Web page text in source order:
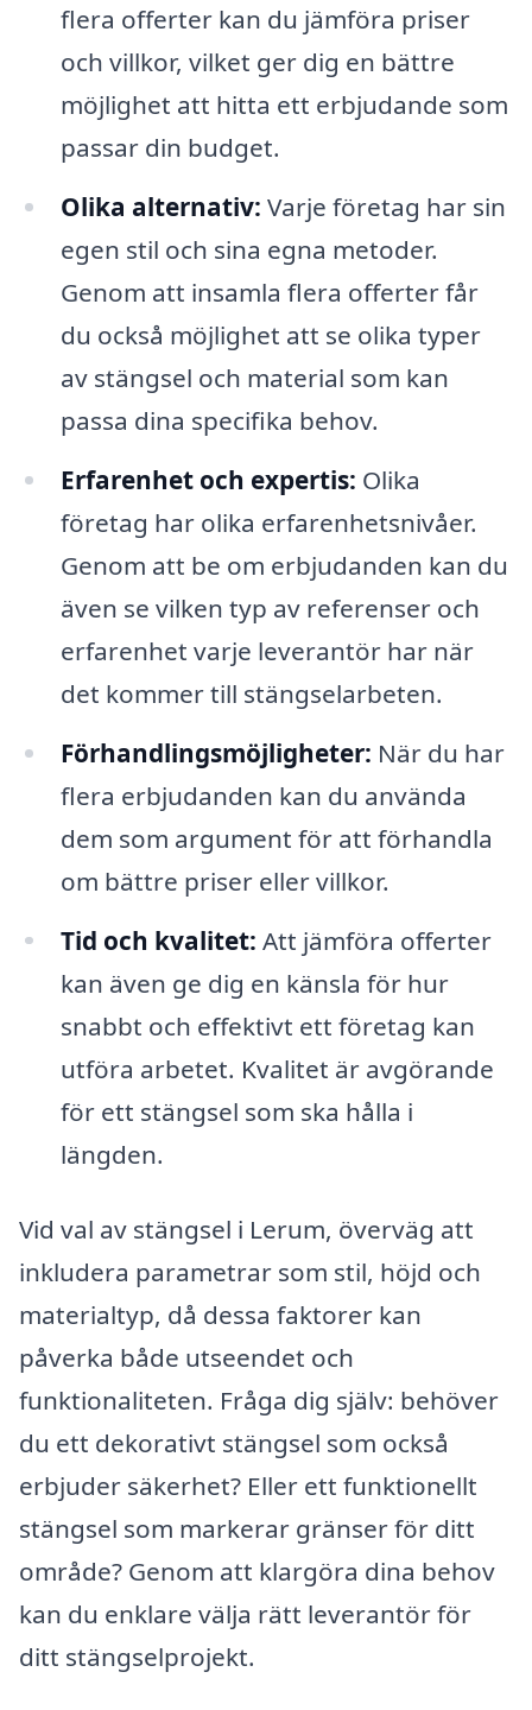
flera offerter kan du jämföra priser
och villkor, vilket ger dig en bättre
möjlighet att hitta ett erbjudande som
passar din budget.
Olika alternativ: Varje företag har sin
egen stil och sina egna metoder.
Genom att insamla flera offerter får
du också möjlighet att se olika typer
av stängsel och material som kan
passa dina specifika behov.
Erfarenhet och expertis: Olika
företag har olika erfarenhetsnivåer.
Genom att be om erbjudanden kan du
även se vilken typ av referenser och
erfarenhet varje leverantör har när
det kommer till stängselarbeten.
Förhandlingsmöjligheter: När du har
flera erbjudanden kan du använda
dem som argument för att förhandla
om bättre priser eller villkor.
Tid och kvalitet: Att jämföra offerter
kan även ge dig en känsla för hur
snabbt och effektivt ett företag kan
utföra arbetet. Kvalitet är avgörande
för ett stängsel som ska hålla i
längden.
Vid val av stängsel i Lerum, överväg att
inkludera parametrar som stil, höjd och
materialtyp, då dessa faktorer kan
påverka både utseendet och
funktionaliteten. Fråga dig själv: behöver
du ett dekorativt stängsel som också
erbjuder säkerhet? Eller ett funktionellt
stängsel som markerar gränser för ditt
område? Genom att klargöra dina behov
kan du enklare välja rätt leverantör för
ditt stängselprojekt.